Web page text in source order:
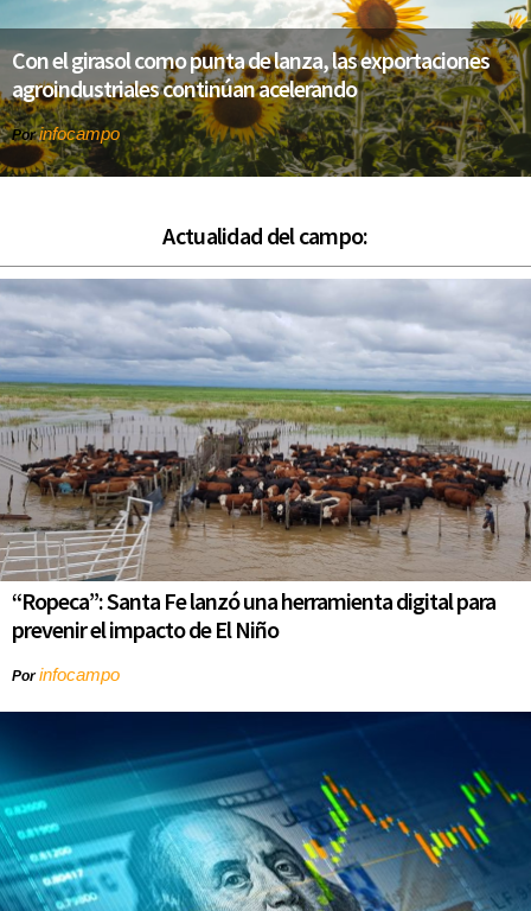
Con el girasol como punta de lanza, las exportaciones
agroindustriales continúan acelerando
Porinfocampo
Actualidad del campo:
“Ropeca”: Santa Fe lanzó una herramienta digital para
prevenir el impacto de El Niño
Porinfocampo